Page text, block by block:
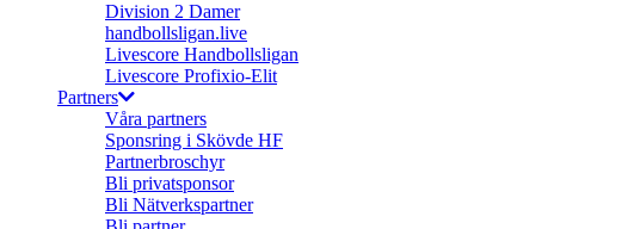
Division 2 Damer
handbollsligan.live
Livescore Handbollsligan
Livescore Profixio-Elit
Partners
Våra partners
Sponsring i Skövde HF
Partnerbroschyr
Bli privatsponsor
Bli Nätverkspartner